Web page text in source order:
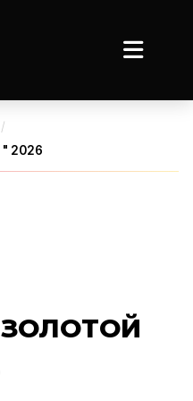
/
2026
ЗОЛОТОЙ